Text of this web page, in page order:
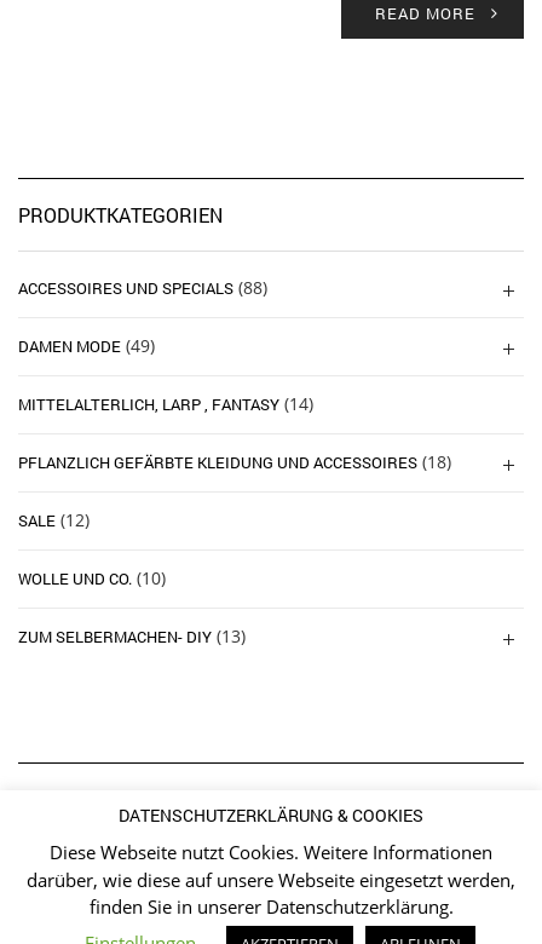
READ MORE
PRODUKTKATEGORIEN
ACCESSOIRES UND SPECIALS (88)
DAMEN MODE (49)
MITTELALTERLICH, LARP , FANTASY (14)
PFLANZLICH GEFÄRBTE KLEIDUNG UND ACCESSOIRES (18)
SALE (12)
WOLLE UND CO. (10)
ZUM SELBERMACHEN- DIY (13)
Error: To use this element select instagram user
Follow Us
DATENSCHUTZERKLÄRUNG & COOKIES
Diese Webseite nutzt Cookies. Weitere Informationen
darüber, wie diese auf unsere Webseite eingesetzt werden,
finden Sie in unserer Datenschutzerklärung.